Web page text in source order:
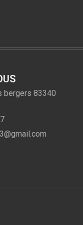
bergers 83340